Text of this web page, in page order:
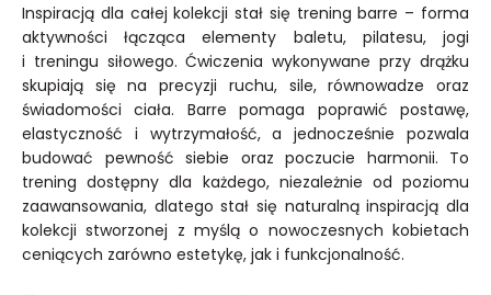
Inspiracją dla całej kolekcji stał się trening barre – forma
aktywności łącząca elementy baletu, pilatesu, jogi
i treningu siłowego. Ćwiczenia wykonywane przy drążku
skupiają się na precyzji ruchu, sile, równowadze oraz
świadomości ciała. Barre pomaga poprawić postawę,
elastyczność i wytrzymałość, a jednocześnie pozwala
budować pewność siebie oraz poczucie harmonii. To
trening dostępny dla każdego, niezależnie od poziomu
zaawansowania, dlatego stał się naturalną inspiracją dla
kolekcji stworzonej z myślą o nowoczesnych kobietach
ceniących zarówno estetykę, jak i funkcjonalność.